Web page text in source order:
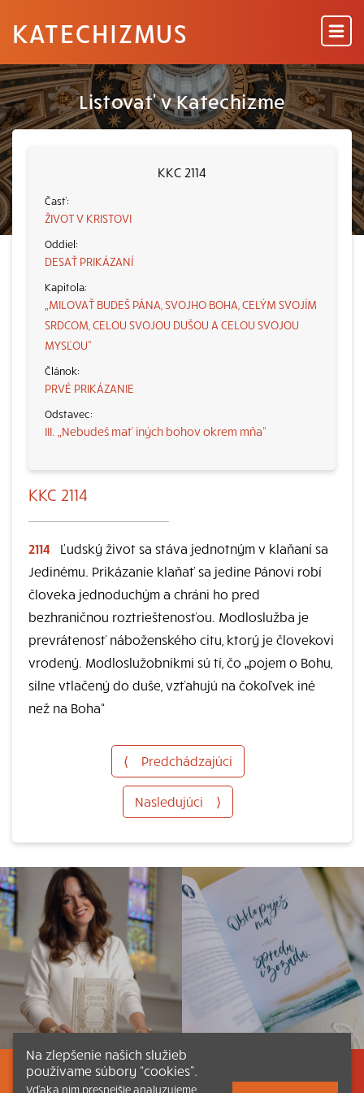
KATECHIZMUS
Listovať v Katechizme
KKC 2114
ŽIVOT V KRISTOVI
DESAŤ PRIKÁZANÍ
„MILOVAŤ BUDEŠ PÁNA, SVOJHO BOHA, CELÝM SVOJÍM
SRDCOM, CELOU SVOJOU DUŠOU A CELOU SVOJOU
MYSĽOU“
PRVÉ PRIKÁZANIE
III. „Nebudeš mať iných bohov okrem mňa“
KKC 2114
2114
Ľudský život sa stáva jednotným v klaňaní sa
Jedinému. Prikázanie klaňať sa jedine Pánovi robí
človeka jednoduchým a chráni ho pred
bezhraničnou roztrieštenosťou. Modloslužba je
prevrátenosť náboženského citu, ktorý je človekovi
vrodený. Modloslužobníkmi sú tí, čo „pojem o Bohu,
silne vtlačený do duše, vzťahujú na čokoľvek iné
než na Boha“
⟨ Predchádzajúci
Nasledujúci ⟩
Listovať Obsah Dokumenty a články
Na zlepšenie našich služieb
používame súbory “cookies”.
Vďaka nim presnejšie analyzujeme